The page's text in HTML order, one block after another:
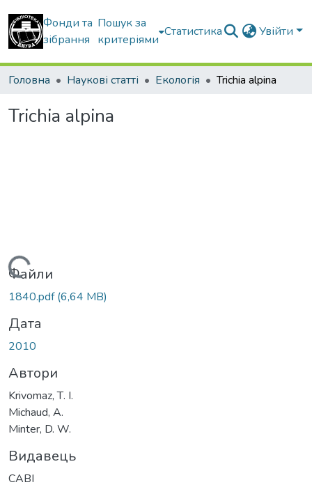
Фонди та
зібрання
Пошук за
критеріями
Статистика Увійти
Головна Наукові статті Екологія Trichia alpina
Trichia alpina
Вантажиться...
Файли
1840.pdf(6,64 MB)
Дата
2010
Автори
Krivomaz, Т. І.
Michaud, A.
Minter, D. W.
Видавець
CABI